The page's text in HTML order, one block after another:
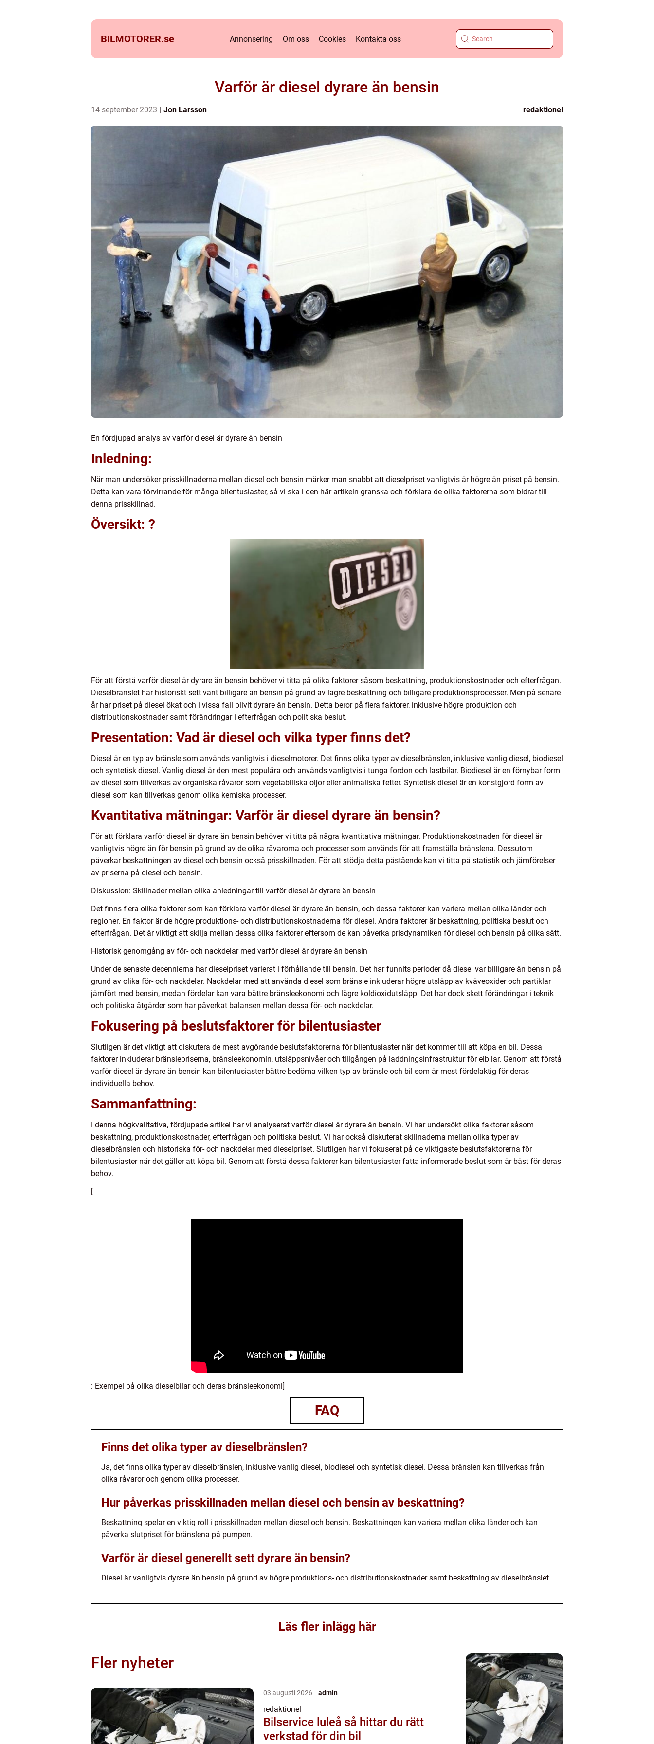
BILMOTORER.se Annonsering Om oss Cookies Kontakta oss
Varför är diesel dyrare än bensin
14 september 2023 Jon Larsson redaktionel
En fördjupad analys av varför diesel är dyrare än bensin
Inledning:
När man undersöker prisskillnaderna mellan diesel och bensin märker man snabbt att dieselpriset vanligtvis är högre än priset på bensin.
Detta kan vara förvirrande för många bilentusiaster, så vi ska i den här artikeln granska och förklara de olika faktorerna som bidrar till
denna prisskillnad.
Översikt: ?
För att förstå varför diesel är dyrare än bensin behöver vi titta på olika faktorer såsom beskattning, produktionskostnader och efterfrågan.
Dieselbränslet har historiskt sett varit billigare än bensin på grund av lägre beskattning och billigare produktionsprocesser. Men på senare
år har priset på diesel ökat och i vissa fall blivit dyrare än bensin. Detta beror på flera faktorer, inklusive högre produktion och
distributionskostnader samt förändringar i efterfrågan och politiska beslut.
Presentation: Vad är diesel och vilka typer finns det?
Diesel är en typ av bränsle som används vanligtvis i dieselmotorer. Det finns olika typer av dieselbränslen, inklusive vanlig diesel, biodiesel
och syntetisk diesel. Vanlig diesel är den mest populära och används vanligtvis i tunga fordon och lastbilar. Biodiesel är en förnybar form
av diesel som tillverkas av organiska råvaror som vegetabiliska oljor eller animaliska fetter. Syntetisk diesel är en konstgjord form av
diesel som kan tillverkas genom olika kemiska processer.
Kvantitativa mätningar: Varför är diesel dyrare än bensin?
För att förklara varför diesel är dyrare än bensin behöver vi titta på några kvantitativa mätningar. Produktionskostnaden för diesel är
vanligtvis högre än för bensin på grund av de olika råvarorna och processer som används för att framställa bränslena. Dessutom
påverkar beskattningen av diesel och bensin också prisskillnaden. För att stödja detta påstående kan vi titta på statistik och jämförelser
av priserna på diesel och bensin.
Diskussion: Skillnader mellan olika anledningar till varför diesel är dyrare än bensin
Det finns flera olika faktorer som kan förklara varför diesel är dyrare än bensin, och dessa faktorer kan variera mellan olika länder och
regioner. En faktor är de högre produktions- och distributionskostnaderna för diesel. Andra faktorer är beskattning, politiska beslut och
efterfrågan. Det är viktigt att skilja mellan dessa olika faktorer eftersom de kan påverka prisdynamiken för diesel och bensin på olika sätt.
Historisk genomgång av för- och nackdelar med varför diesel är dyrare än bensin
Under de senaste decennierna har dieselpriset varierat i förhållande till bensin. Det har funnits perioder då diesel var billigare än bensin på
grund av olika för- och nackdelar. Nackdelar med att använda diesel som bränsle inkluderar högre utsläpp av kväveoxider och partiklar
jämfört med bensin, medan fördelar kan vara bättre bränsleekonomi och lägre koldioxidutsläpp. Det har dock skett förändringar i teknik
och politiska åtgärder som har påverkat balansen mellan dessa för- och nackdelar.
Fokusering på beslutsfaktorer för bilentusiaster
Slutligen är det viktigt att diskutera de mest avgörande beslutsfaktorerna för bilentusiaster när det kommer till att köpa en bil. Dessa
faktorer inkluderar bränslepriserna, bränsleekonomin, utsläppsnivåer och tillgången på laddningsinfrastruktur för elbilar. Genom att förstå
varför diesel är dyrare än bensin kan bilentusiaster bättre bedöma vilken typ av bränsle och bil som är mest fördelaktig för deras
individuella behov.
Sammanfattning:
I denna högkvalitativa, fördjupade artikel har vi analyserat varför diesel är dyrare än bensin. Vi har undersökt olika faktorer såsom
beskattning, produktionskostnader, efterfrågan och politiska beslut. Vi har också diskuterat skillnaderna mellan olika typer av
dieselbränslen och historiska för- och nackdelar med dieselpriset. Slutligen har vi fokuserat på de viktigaste beslutsfaktorerna för
bilentusiaster när det gäller att köpa bil. Genom att förstå dessa faktorer kan bilentusiaster fatta informerade beslut som är bäst för deras
behov.
[
: Exempel på olika dieselbilar och deras bränsleekonomi]
FAQ
Finns det olika typer av dieselbränslen?
Ja, det finns olika typer av dieselbränslen, inklusive vanlig diesel, biodiesel och syntetisk diesel. Dessa bränslen kan tillverkas från
olika råvaror och genom olika processer.
Hur påverkas prisskillnaden mellan diesel och bensin av beskattning?
Beskattning spelar en viktig roll i prisskillnaden mellan diesel och bensin. Beskattningen kan variera mellan olika länder och kan
påverka slutpriset för bränslena på pumpen.
Varför är diesel generellt sett dyrare än bensin?
Diesel är vanligtvis dyrare än bensin på grund av högre produktions- och distributionskostnader samt beskattning av dieselbränslet.
Läs fler inlägg här
Fler nyheter
03 augusti 2026 admin
redaktionel
Bilservice luleå så hittar du rätt
verkstad för din bil